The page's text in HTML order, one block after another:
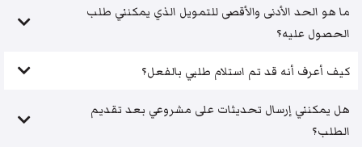
ما هو الحد الأدنى والأقصى للتمويل الذي يمكنني طلب
الحصول عليه؟
كيف أعرف أنه قد تم استلام طلبي بالفعل؟
هل يمكنني إرسال تحديثات على مشروعي بعد تقديم
الطلب؟